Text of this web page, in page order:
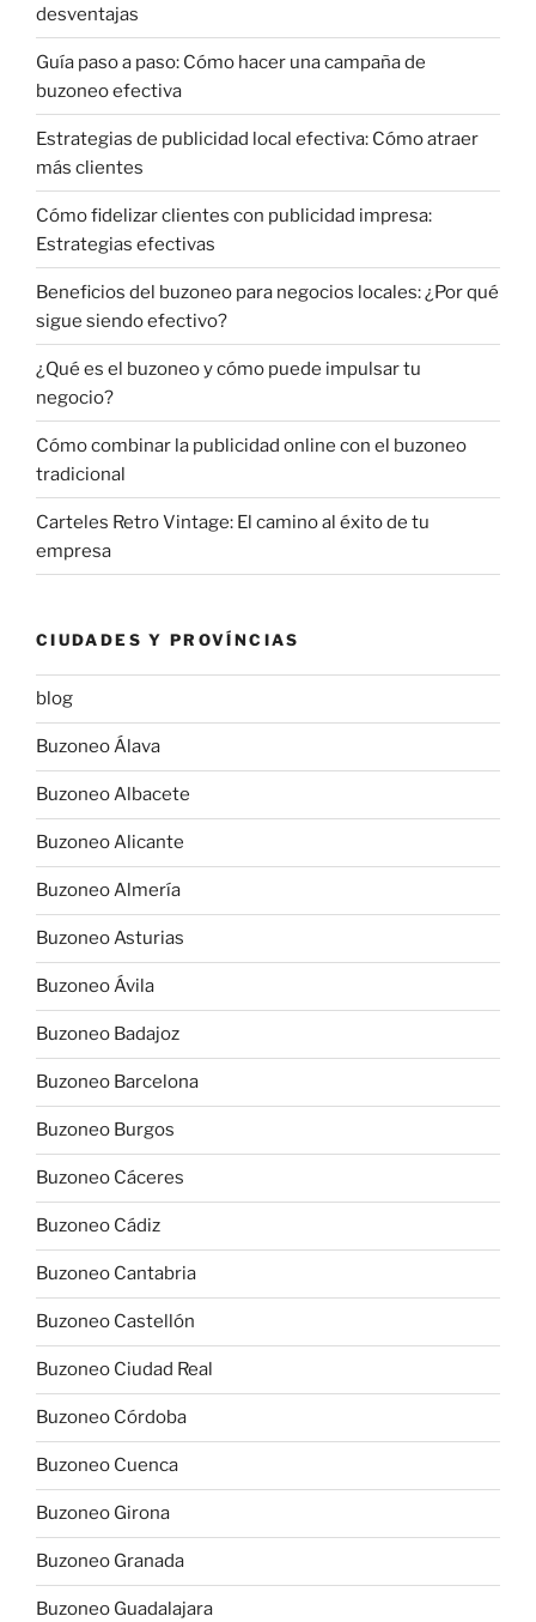
desventajas
Guía paso a paso: Cómo hacer una campaña de
buzoneo efectiva
Estrategias de publicidad local efectiva: Cómo atraer
más clientes
Cómo fidelizar clientes con publicidad impresa:
Estrategias efectivas
Beneficios del buzoneo para negocios locales: ¿Por qué
sigue siendo efectivo?
¿Qué es el buzoneo y cómo puede impulsar tu
negocio?
Cómo combinar la publicidad online con el buzoneo
tradicional
Carteles Retro Vintage: El camino al éxito de tu
empresa
CIUDADES Y PROVÍNCIAS
blog
Buzoneo Álava
Buzoneo Albacete
Buzoneo Alicante
Buzoneo Almería
Buzoneo Asturias
Buzoneo Ávila
Buzoneo Badajoz
Buzoneo Barcelona
Buzoneo Burgos
Buzoneo Cáceres
Buzoneo Cádiz
Buzoneo Cantabria
Buzoneo Castellón
Buzoneo Ciudad Real
Buzoneo Córdoba
Buzoneo Cuenca
Buzoneo Girona
Buzoneo Granada
Buzoneo Guadalajara